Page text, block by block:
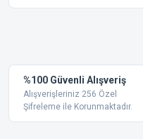
Ürün resmi kalitesiz,
Ürün açıklamasında
%100 Güvenli Alışveriş
Alışverişleriniz 256 Özel
Şifreleme ile Korunmaktadır.